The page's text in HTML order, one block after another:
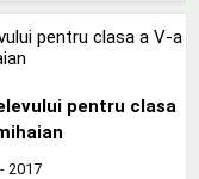
pentru clasa
- 2017